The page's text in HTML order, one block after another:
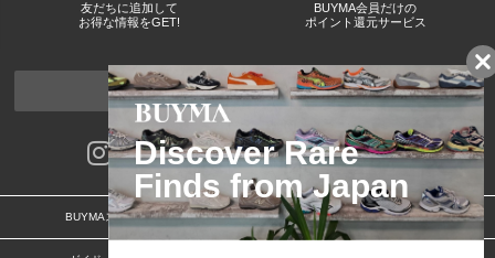
友だちに追加して
お得な情報をGET!
BUYMA会員だけの
ポイント還元サービス
ページトップへ
BUYMAスタートガイド 安心への取り組み